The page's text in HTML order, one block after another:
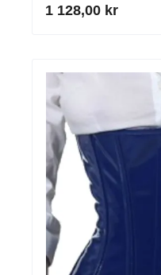
1 128,00 kr